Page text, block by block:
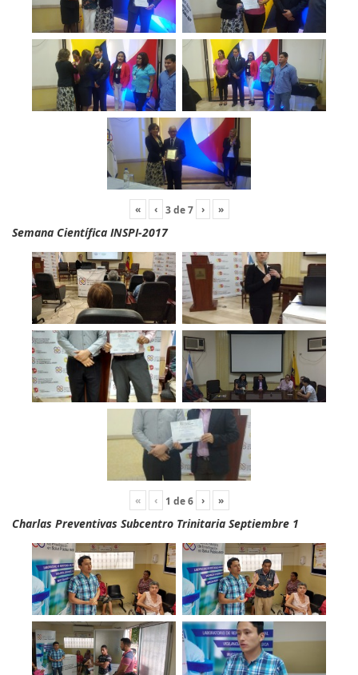
« ‹ 3de7 › »
Semana Científica INSPI-2017
« ‹ 1 de6 › »
Charlas Preventivas Subcentro Trinitaria Septiembre 1